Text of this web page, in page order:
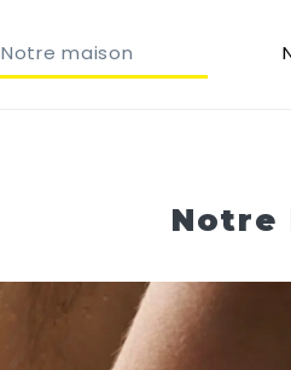
Notre maison
Notre